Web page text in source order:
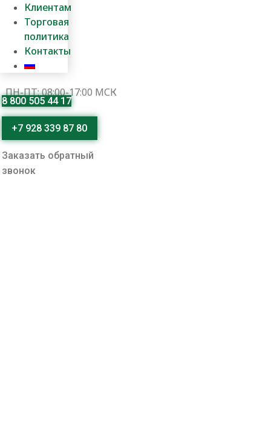
Клиентам
Торговая
политика
Контакты
ПН-ПТ: 08:00-17:00 МСК
8 800 505 44 17
+7 928 339 87 80
Заказать обратный
звонок